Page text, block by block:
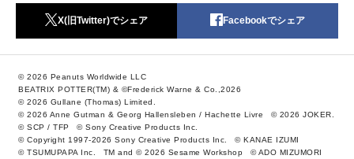
X(旧Twitter)でシェア Facebookでシェア
© 2026 Peanuts Worldwide LLC
BEATRIX POTTER(TM) & ©Frederick Warne & Co.,2026
© 2026 Gullane (Thomas) Limited.
© 2026 Anne Gutman & Georg Hallensleben / Hachette Livre
© 2026 JOKER.
© SCP / TFP
© Sony Creative Products Inc.
© Copyright 1997-2026 Sony Creative Products Inc.
© KANAE IZUMI
© TSUMUPAPA Inc.
TM and © 2026 Sesame Workshop
© ADO MIZUMORI